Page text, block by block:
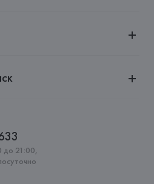
до 21:00,